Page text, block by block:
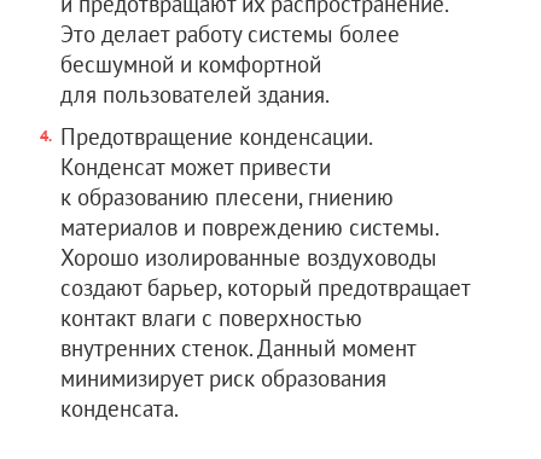
Это делает работу системы более
бесшумной и комфортной
для пользователей здания.
Предотвращение конденсации.
Конденсат может привести
к образованию плесени, гниению
материалов и повреждению системы.
Хорошо изолированные воздуховоды
создают барьер, который предотвращает
контакт влаги с поверхностью
внутренних стенок. Данный момент
минимизирует риск образования
конденсата.